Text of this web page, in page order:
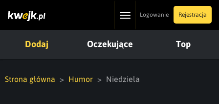
ToggleLogowanie Rejestracja
Dodaj Oczekujące Top
Strona główna Humor Niedziela